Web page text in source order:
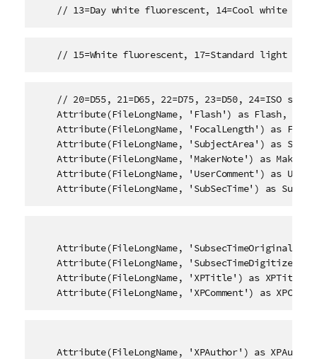
// 13=Day white fluorescent, 14=Cool white
// 15=White fluorescent, 17=Standard light A,
// 20=D55, 21=D65, 22=D75, 23=D50, 24=ISO
    Attribute(FileLongName, 'Flash') as Flash,
Attribute(FileLongName, 'FocalLength') as
Attribute(FileLongName, 'SubjectArea') as
Attribute(FileLongName, 'MakerNote') as
Attribute(FileLongName, 'UserComment') as
Attribute(FileLongName, 'SubSecTime') as
Attribute(FileLongName, 'SubsecTimeOriginal')
Attribute(FileLongName, 'SubsecTimeDigitized')
    Attribute(FileLongName, 'XPTitle') as XPTitle,
Attribute(FileLongName, 'XPComment') as
Attribute(FileLongName, 'XPAuthor') as